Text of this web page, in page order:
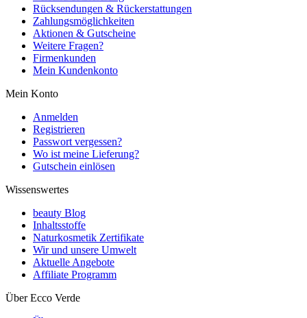
Rücksendungen & Rückerstattungen
Zahlungsmöglichkeiten
Aktionen & Gutscheine
Weitere Fragen?
Firmenkunden
Mein Kundenkonto
Mein Konto
Anmelden
Registrieren
Passwort vergessen?
Wo ist meine Lieferung?
Gutschein einlösen
Wissenswertes
beauty Blog
Inhaltsstoffe
Naturkosmetik Zertifikate
Wir und unsere Umwelt
Aktuelle Angebote
Affiliate Programm
Über Ecco Verde